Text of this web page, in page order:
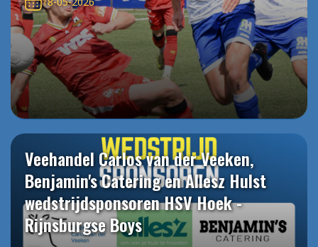
Veehandel Carlos van der Veeken,
Benjamin's Catering en Allesz Hulst
wedstrijdsponsoren HSV Hoek -
Rijnsburgse Boys